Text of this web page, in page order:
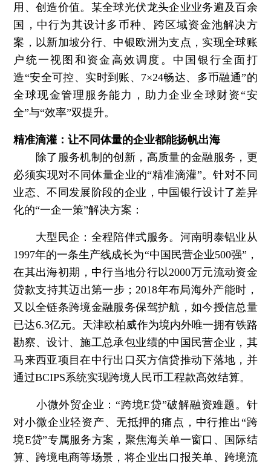
用、创造价值。某全球光伏龙头企业业务遍及百余
国，中行为其设计多币种、跨区域资金池解决方
案，以新加坡分行、中银欧洲为支点，实现全球账
户统一视图和资金高效调度。中国银行全面打
造“安全可控、实时到账、7×24畅达、多币融通”的
全球现金管理服务能力，助力企业全球财资“安
全”与“效率”双提升。
精准滴灌：让不同体量的企业都能扬帆出海
除了服务机制的创新，高质量的金融服务，更
必须实现对不同体量企业的“精准滴灌”。针对不同
业态、不同发展阶段的企业，中国银行设计了差异
化的“一企一策”解决方案：
大型民企：全程陪伴式服务。 河南明泰铝业从
1997年的一条生产线成长为“中国民营企业500强”，
在其出海初期，中行当地分行以2000万元流动资金
贷款支持其迈出第一步；2018年布局海外产能时，
又以全链条跨境金融服务保驾护航，如今授信总量
已达6.3亿元。天津欧柏威作为境内外唯一拥有铁路
勘察、设计、施工总承包业绩的中国民营企业，其
马来西亚项目在中行出口买方信贷推动下落地，并
通过BCIPS系统实现跨境人民币工程款高效结算。
小微外贸企业：“跨境E贷”破解融资难题。 针
对小微企业轻资产、无抵押的痛点，中行推出“跨
境E贷”专属服务方案，聚焦海关单一窗口、国际结
算、跨境电商等场景，将企业出口报关单、跨境流